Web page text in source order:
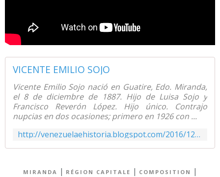
VICENTE EMILIO SOJO
Vicente Emilio Sojo nació en Guatire, Edo. Miranda,
el 8 de diciembre de 1887. Hijo de Luisa Sojo y
Francisco Reverón López. Hijo único. Contrajo
nupcias en dos ocasiones; primero en 1926 con ...
http://venezuelaehistoria.blogspot.com/2016/12/vicente-emilio-sojo.html
MIRANDA | RÉGION CAPITALE | COMPOSITION |